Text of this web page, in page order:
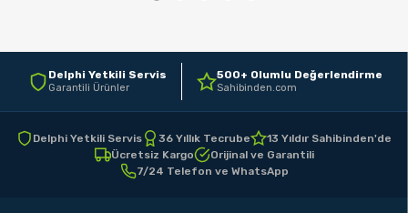
Delphi Yetkili Servis
Garantili Ürünler
500+ Olumlu Değerlendirme
Sahibinden.com
Delphi Yetkili Servis 36 Yıllık Tecrube
13 Yıldır Sahibinden'de
Ücretsiz Kargo
Orijinal ve Garantili
7/24 Telefon ve WhatsApp